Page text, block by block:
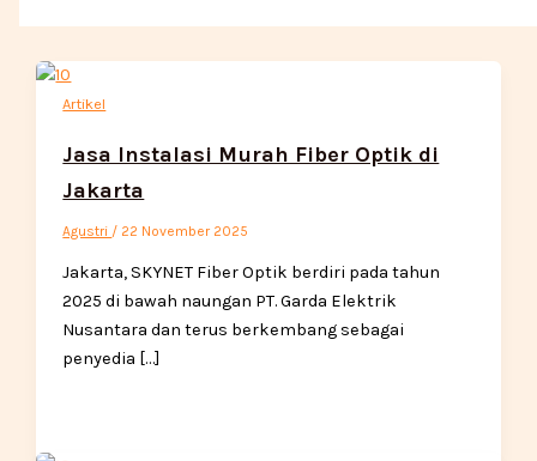
Artikel
Jasa Instalasi Murah Fiber Optik di
Jakarta
Agustri / 22 November 2025
Jakarta, SKYNET Fiber Optik berdiri pada tahun
2025 di bawah naungan PT. Garda Elektrik
Nusantara dan terus berkembang sebagai
penyedia […]